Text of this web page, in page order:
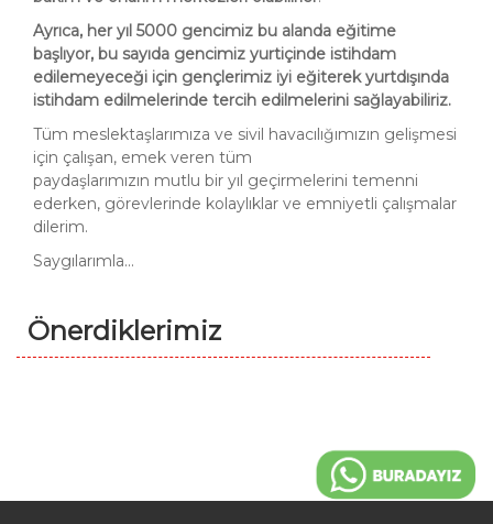
Ayrıca, her yıl 5000 gencimiz bu alanda eğitime
başlıyor, bu sayıda gencimiz yurtiçinde istihdam
edilemeyeceği için gençlerimiz iyi eğiterek yurtdışında
istihdam edilmelerinde tercih edilmelerini sağlayabiliriz.
Tüm meslektaşlarımıza ve sivil havacılığımızın gelişmesi
için çalışan, emek veren tüm
paydaşlarımızın mutlu bir yıl geçirmelerini temenni
ederken, görevlerinde kolaylıklar ve emniyetli çalışmalar
dilerim.
Saygılarımla...
Önerdiklerimiz